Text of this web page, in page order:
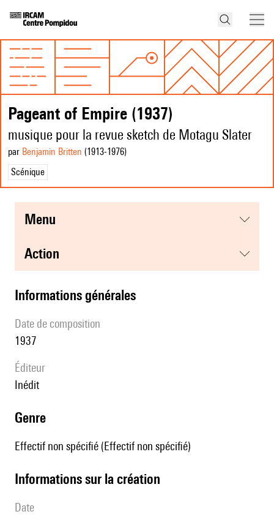
Pageant of Empire (1937)
musique pour la revue sketch de Motagu Slater
par Benjamin Britten (1913-1976)
Scénique
menu
action
informations générales
date de composition
1937
éditeur
Inédit
genre
Effectif non spécifié (Effectif non spécifié)
informations sur la création
date